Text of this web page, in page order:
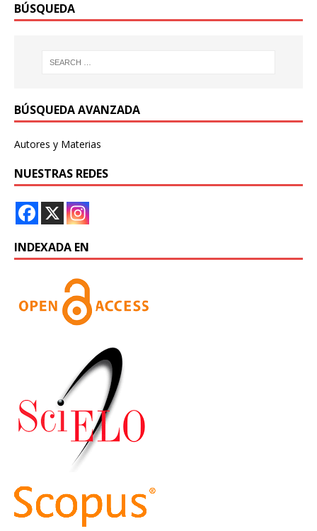
BÚSQUEDA
BÚSQUEDA AVANZADA
Autores y Materias
NUESTRAS REDES
INDEXADA EN